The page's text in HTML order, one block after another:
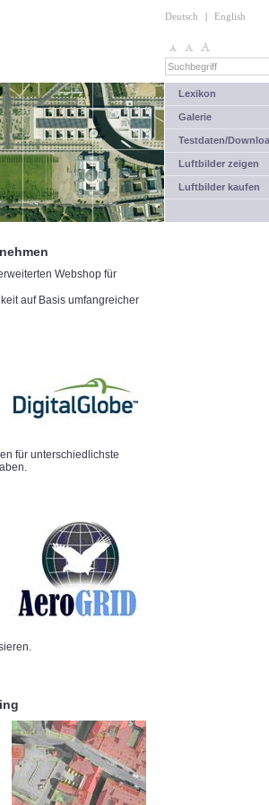
Deutsch | English
Lexikon
Galerie
Testdaten/
Luftbilder zeigen
Luftbilder kaufen
Webshop für
auf Basis umfangreicher
für unterschiedlichste